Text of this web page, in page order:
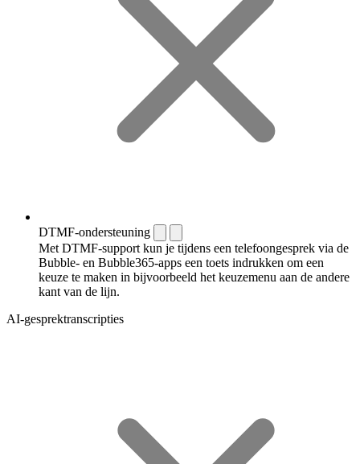
DTMF-ondersteuning
Met DTMF-support kun je tijdens een telefoongesprek via de
Bubble- en Bubble365-apps een toets indrukken om een
keuze te maken in bijvoorbeeld het keuzemenu aan de andere
kant van de lijn.
AI-gesprektranscripties